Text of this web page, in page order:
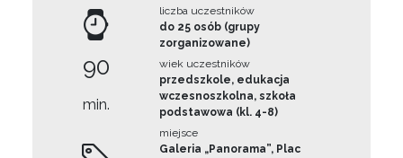
90
min.
liczba uczestników
do 25 osób (grupy
zorganizowane)
wiek uczestników
przedszkole, edukacja
wczesnoszkolna, szkoła
podstawowa (kl. 4-8)
miejsce
Galeria „Panorama”, Plac